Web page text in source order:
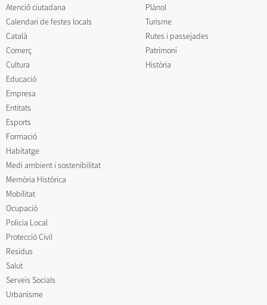
Atenció ciutadana
Calendari de festes locals
Català
Comerç
Cultura
Educació
Empresa
Entitats
Esports
Formació
Habitatge
Medi ambient i sostenibilitat
Memòria Històrica
Mobilitat
Ocupació
Policia Local
Protecció Civil
Residus
Salut
Serveis Socials
Urbanisme
Plànol
Turisme
Rutes i passejades
Patrimoni
Història